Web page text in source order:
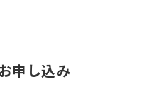
申し込み